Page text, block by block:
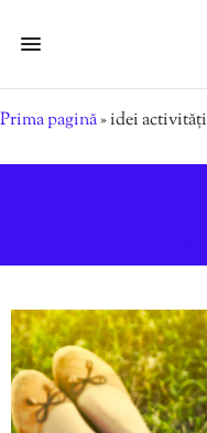
Prima pagină»idei activități